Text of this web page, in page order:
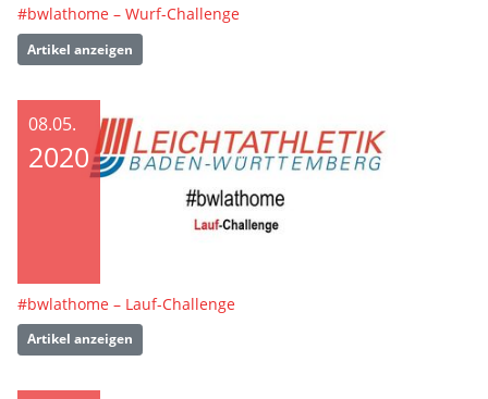
#bwlathome – Wurf-Challenge
Artikel anzeigen
08.05.
2020
#bwlathome – Lauf-Challenge
Artikel anzeigen